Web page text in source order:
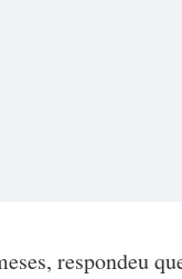
respondeu